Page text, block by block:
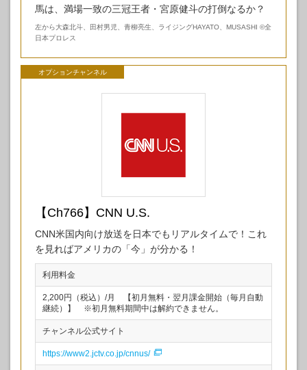
馬は、満場一致の三冠王者・宮原健斗の打倒なるか？
左から大森北斗、田村男児、青柳亮生、ライジングHAYATO、MUSASHI ©全
日本プロレス
【Ch766】CNN U.S.
オプションチャンネル
CNN米国内向け放送を日本でもリアルタイムで！これ
を見ればアメリカの「今」が分かる！
利用料金
2,200円（税込）/月 【初月無料・翌月課金開始（毎月自動
継続）】 ※初月無料期間中は解約できません。
チャンネル公式サイト
https://www2.jctv.co.jp/cnnus/